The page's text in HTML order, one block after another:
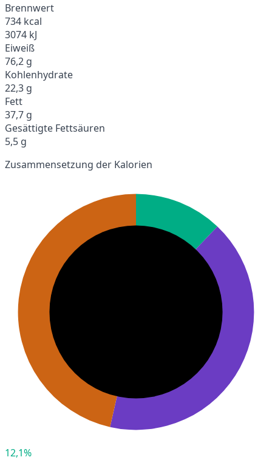
Brennwert
734 kcal
3074 kJ
Eiweiß
76,2 g
Kohlenhydrate
22,3 g
Fett
37,7 g
Gesättigte Fettsäuren
5,5 g
Zusammensetzung der Kalorien
12,1%